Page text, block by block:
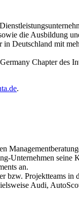
die Ausbildung
Deutschland mit
Chapter
.
seine
an.
Projektteams in
Audi,